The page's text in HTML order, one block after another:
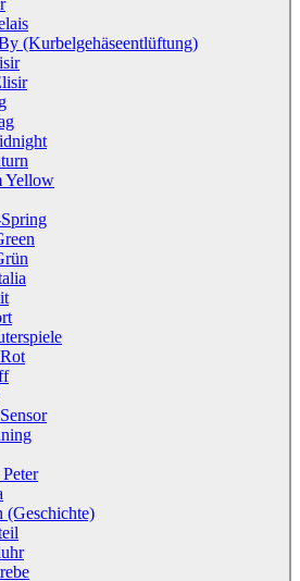
(Kurbelgehäseentlüftung)
Yellow
(Geschichte)